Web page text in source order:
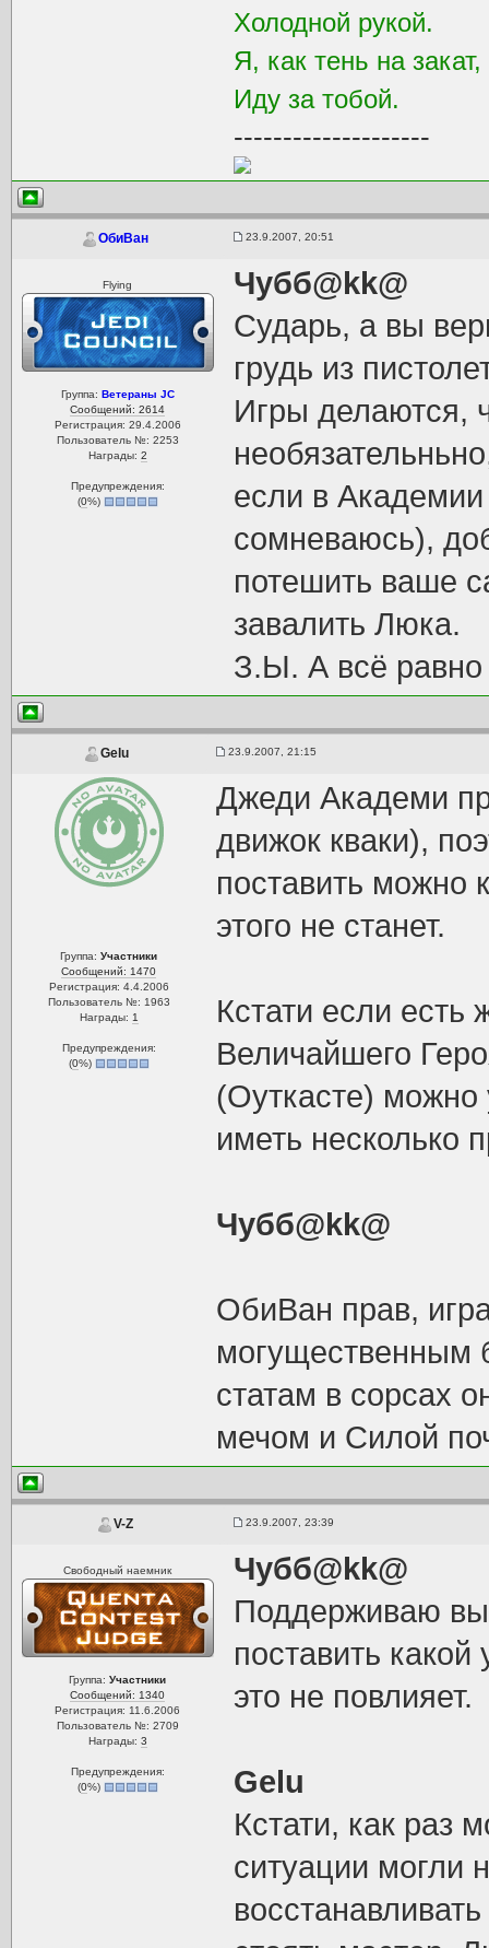
Холодной рукой.
Я, как тень на закат,
Иду за тобой.
--------------------
ОбиВан 23.9.2007, 20:51
Flying
Группа: Ветераны JC
Сообщений: 2614
Регистрация: 29.4.2006
Пользователь №: 2253
Награды: 2
Предупреждения:
(0%)
Чубб@kk@
Сударь, а вы
грудь из
Игры делаются,
если в
сомневаюсь),
потешить ваше
завалить Люка.
З.Ы. А всё
Gelu 23.9.2007, 21:15
Группа:Участники
Сообщений: 1470
Регистрация: 4.4.2006
Пользователь №: 1963
Награды: 1
Предупреждения:
(0%)
Джеди Академи
движок кваки),
поставить можно
этого не станет.
Кстати если есть
Величайшего
(Оуткасте) можно
иметь несколько
Чубб@kk@
ОбиВан прав,
могущественным
статам в сорсах
мечом и Силой
V-Z 23.9.2007, 23:39
Свободный наемник
Группа:Участники
Сообщений: 1340
Регистрация: 11.6.2006
Пользователь №: 2709
Награды: 3
Предупреждения:
(0%)
Чубб@kk@
Поддерживаю
поставить
это не повлияет.
Gelu
Кстати, как раз
ситуации могли